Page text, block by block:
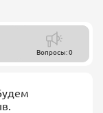
Вопросы: 0